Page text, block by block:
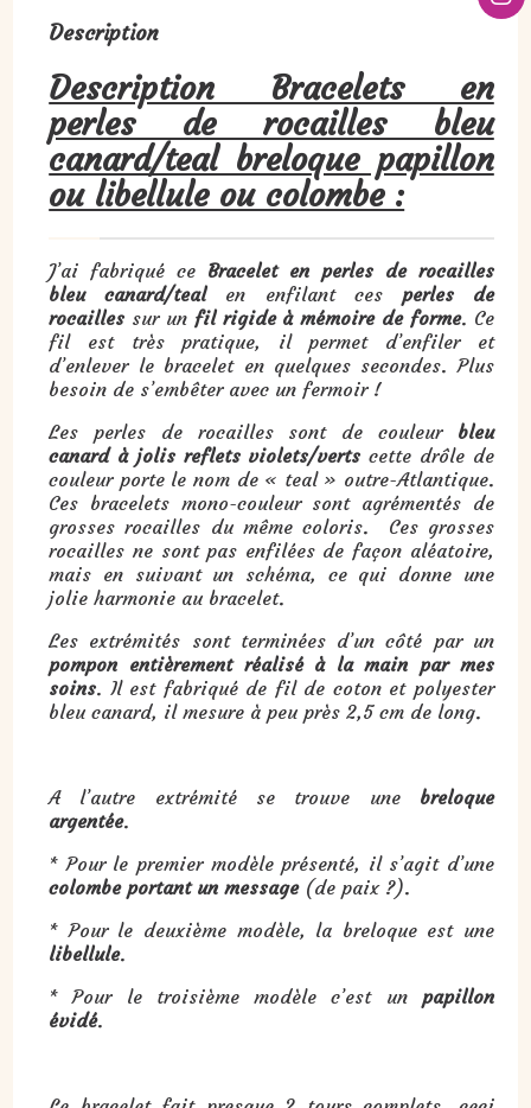
Description
Description Bracelets en
perles de rocailles bleu
canard/teal breloque papillon
ou libellule ou colombe :
J’ai fabriqué ce Bracelet en perles de rocailles
bleu canard/tealen enfilant ces perles de
rocailles sur un fil rigide à mémoire de forme. Ce
fil est très pratique, il permet d’enfiler et
d’enlever le bracelet en quelques secondes. Plus
besoin de s’embêter avec un fermoir !
Les perles de rocailles sont de couleur bleu
canard à jolis reflets violets/verts cette drôle de
couleur porte le nom de « teal » outre-Atlantique.
Ces bracelets mono-couleur sont agrémentés de
grosses rocailles du même coloris. Ces grosses
rocailles ne sont pas enfilées de façon aléatoire,
mais en suivant un schéma, ce qui donne une
jolie harmonie au bracelet.
Les extrémités sont terminées d’un côté par un
pompon entièrement réalisé à la main par mes
soins. Il est fabriqué de fil de coton et polyester
bleu canard, il mesure à peu près 2,5 cm de long.
A l’autre extrémité se trouve une breloque
argentée.
* Pour le premier modèle présenté, il s’agit d’une
colombe portant un message(de paix ?).
* Pour le deuxième modèle, la breloque est une
libellule.
* Pour le troisième modèle c’est un papillon
évidé.